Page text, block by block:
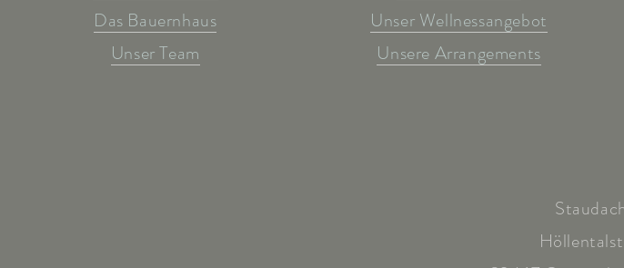
Das Bauernhaus
Unser Team
Unser Wellnessangebot
Unsere Arrangements